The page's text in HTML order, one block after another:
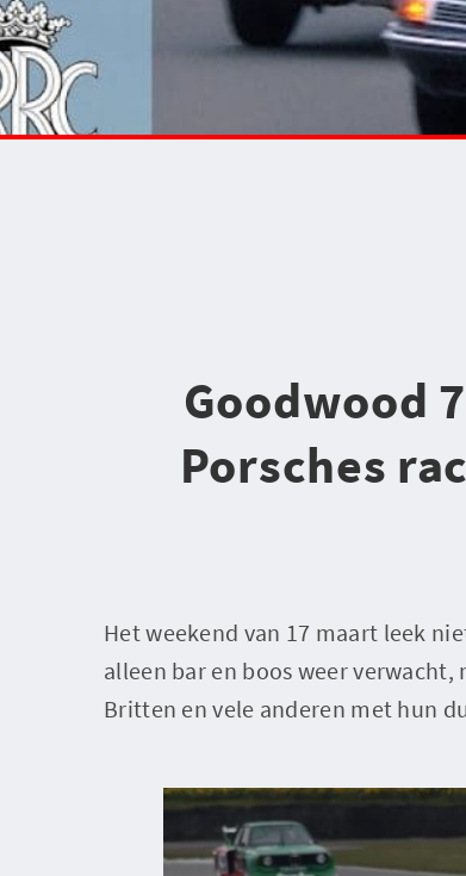
Goodwood
Porsches
Het weekend van 17 maart leek
alleen bar en boos weer verwacht,
Britten en vele anderen met hun